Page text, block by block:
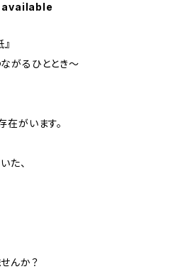
がるひととき〜
在がいます。
た、
んか？